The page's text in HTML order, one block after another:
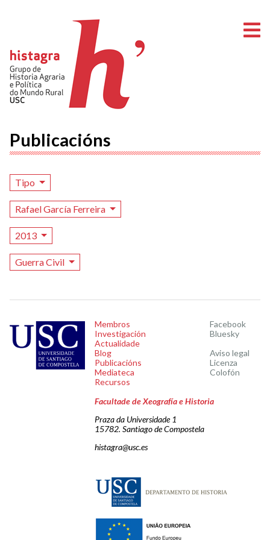
Publicacións
Tipo
Rafael García Ferreira
2013
Guerra Civil
Membros
Investigación
Actualidade
Blog
Publicacións
Mediateca
Recursos
Facebook
Bluesky
Aviso legal
Licenza
Colofón
Facultade de Xeografía e Historia
Praza da Universidade 1
15782. Santiago de Compostela
histagra@usc.es